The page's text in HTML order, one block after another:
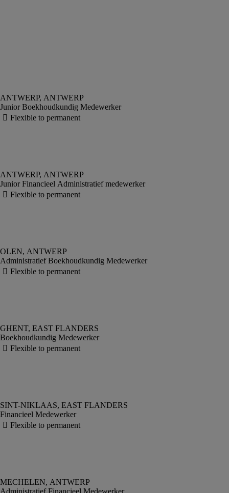
Junior Boekhoudkundig Medewerker
Junior Financieel Administratief medewerker
Administratief Boekhoudkundig Medewerker
Boekhoudkundig Medewerker
Financieel Medewerker
Administratief Financieel Medewerker